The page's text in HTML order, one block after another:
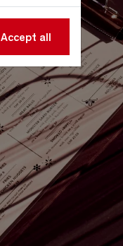
Accept all